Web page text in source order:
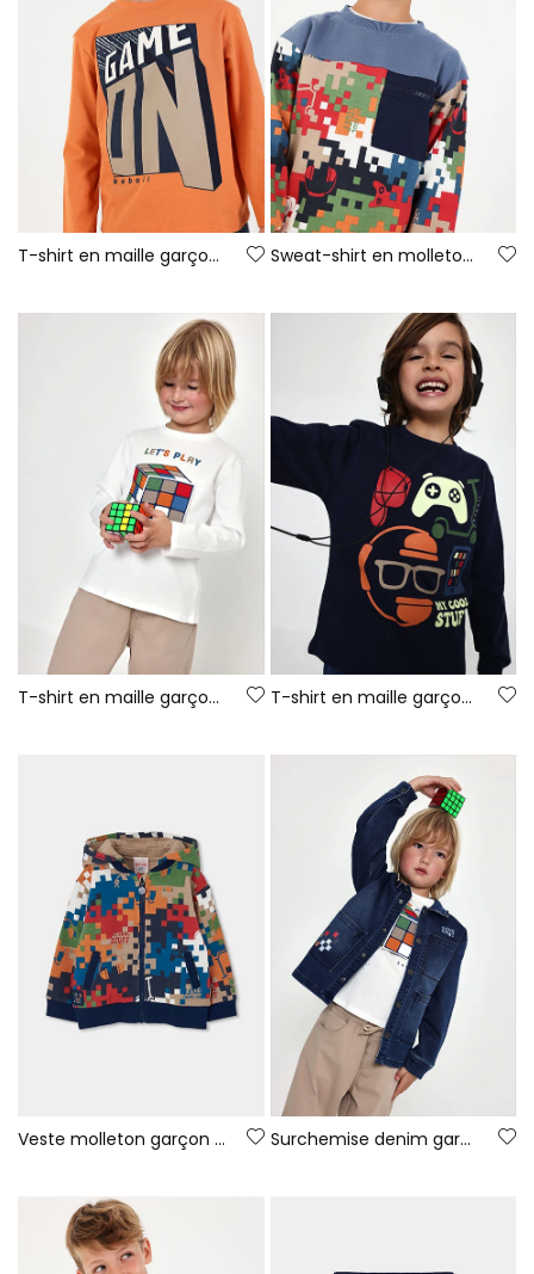
T-shirt en maille garçon orange imprimé Game On Sweat-shirt en molleton garçon bleu imprimé pixels
T-shirt en maille garçon blanc imprimé Rubik\'s Cube T-shirt en maille garçon bleu marine imprimé gaming
Veste molleton garçon imprimé pixels multicolore Surchemise denim garçon bleu Game On